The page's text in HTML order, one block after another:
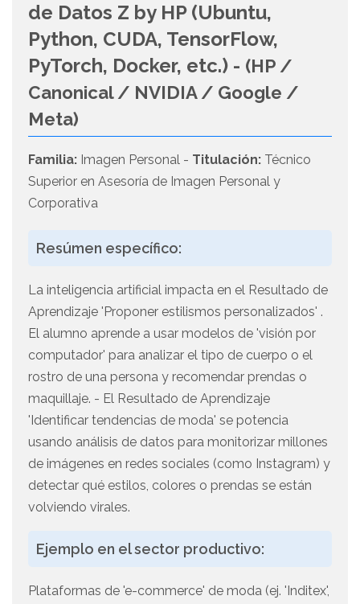
de Datos Z by HP (Ubuntu,
Python, CUDA, TensorFlow,
PyTorch, Docker, etc.) - (HP /
Canonical / NVIDIA / Google /
Meta)
Familia: Imagen Personal - Titulación: Técnico
Superior en Asesoría de Imagen Personal y
Corporativa
Resúmen específico:
La inteligencia artificial impacta en el Resultado de
Aprendizaje 'Proponer estilismos personalizados' .
El alumno aprende a usar modelos de 'visión por
computador' para analizar el tipo de cuerpo o el
rostro de una persona y recomendar prendas o
maquillaje. - El Resultado de Aprendizaje
'Identificar tendencias de moda' se potencia
usando análisis de datos para monitorizar millones
de imágenes en redes sociales (como Instagram) y
detectar qué estilos, colores o prendas se están
volviendo virales.
Ejemplo en el sector productivo:
Plataformas de 'e-commerce' de moda (ej. 'Inditex',